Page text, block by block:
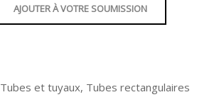
AJOUTER À VOTRE SOUMISSION
Tubes et tuyaux, Tubes rectangulaires